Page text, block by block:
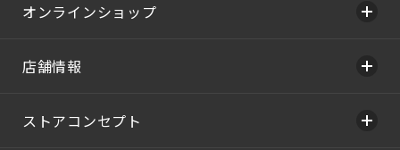
オンラインショップ
店舗情報
ストアコンセプト